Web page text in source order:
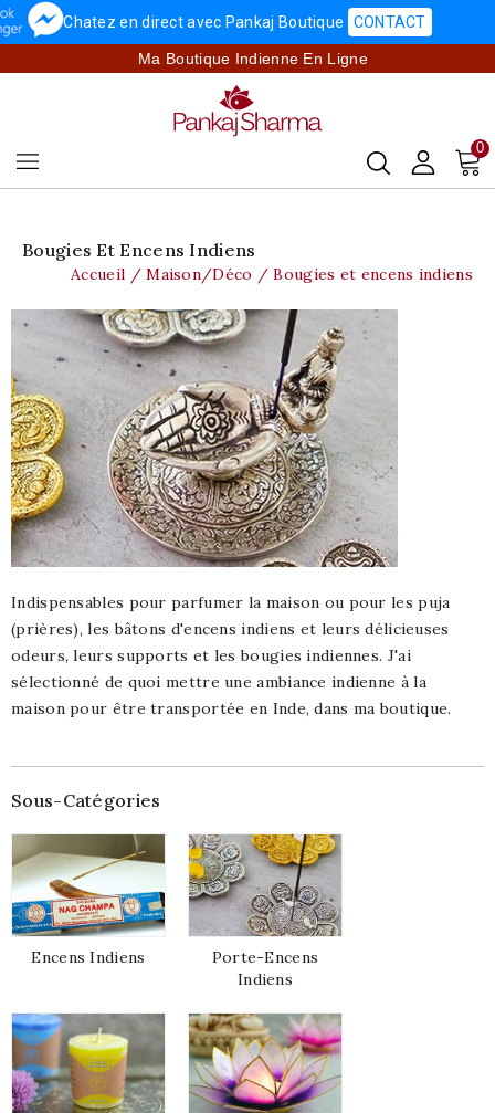
Chatez en direct avec Pankaj Boutique CONTACT
Ma Boutique Indienne En Ligne
0
Bougies Et Encens Indiens
Accueil Maison/Déco Bougies et encens indiens
Indispensables pour parfumer la maison ou pour les puja
(prières), les bâtons d'encens indiens et leurs délicieuses
odeurs, leurs supports et les bougies indiennes. J'ai
sélectionné de quoi mettre une ambiance indienne à la
maison pour être transportée en Inde, dans ma boutique.
Sous-Catégories
Encens Indiens
Porte-Encens
Indiens